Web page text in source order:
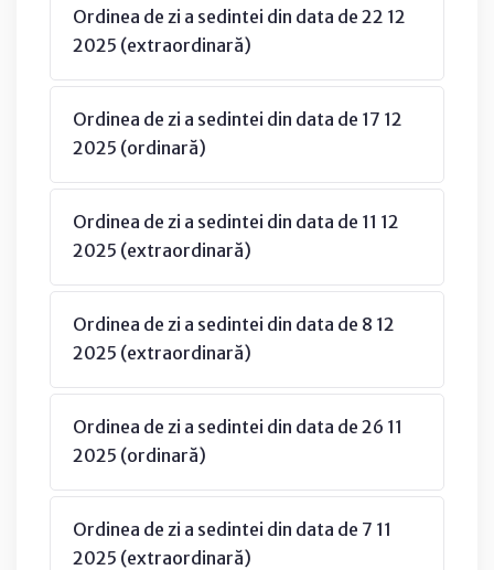
Ordinea de zi a sedintei din data de 22 12
2025 (extraordinară)
Ordinea de zi a sedintei din data de 17 12
2025 (ordinară)
Ordinea de zi a sedintei din data de 11 12
2025 (extraordinară)
Ordinea de zi a sedintei din data de 8 12
2025 (extraordinară)
Ordinea de zi a sedintei din data de 26 11
2025 (ordinară)
Ordinea de zi a sedintei din data de 7 11
2025 (extraordinară)